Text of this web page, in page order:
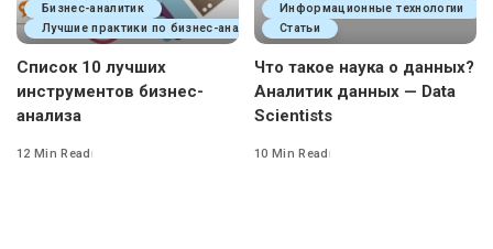
Бизнес-аналитик
Лучшие практики по бизнес-анализу
Список 10 лучших
инструментов бизнес-
анализа
12 Min Read
Информационные технологии
Статьи
Что такое наука о данных?
Аналитик данных — Data
Scientists
10 Min Read